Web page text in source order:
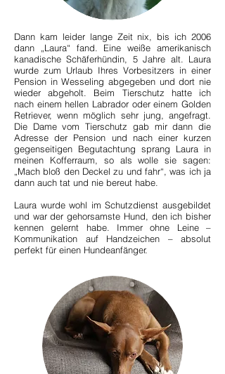
Dann kam leider lange Zeit nix, bis ich 2006
dann „Laura“ fand. Eine weiße amerikanisch
kanadische Schäferhündin, 5 Jahre alt. Laura
wurde zum Urlaub Ihres Vorbesitzers in einer
Pension in Wesseling abgegeben und dort nie
wieder abgeholt. Beim Tierschutz hatte ich
nach einem hellen Labrador oder einem Golden
Retriever, wenn möglich sehr jung, angefragt.
Die Dame vom Tierschutz gab mir dann die
Adresse der Pension und nach einer kurzen
gegenseitigen Begutachtung sprang Laura in
meinen Kofferraum, so als wolle sie sagen:
„Mach bloß den Deckel zu und fahr“, was ich ja
dann auch tat und nie bereut habe.
Laura wurde wohl im Schutzdienst ausgebildet
und war der gehorsamste Hund, den ich bisher
kennen gelernt habe. Immer ohne Leine –
Kommunikation auf Handzeichen – absolut
perfekt für einen Hundeanfänger.